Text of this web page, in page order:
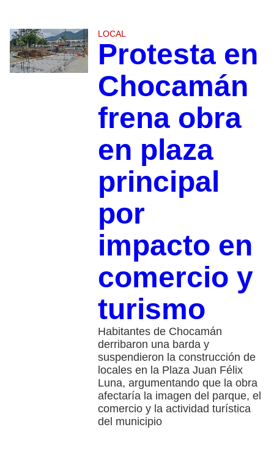
LOCAL
Protesta en
Chocamán
frena obra
en plaza
principal
por
impacto en
comercio y
turismo
Habitantes de Chocamán
derribaron una barda y
suspendieron la construcción de
locales en la Plaza Juan Félix
Luna, argumentando que la obra
afectaría la imagen del parque, el
comercio y la actividad turística
del municipio